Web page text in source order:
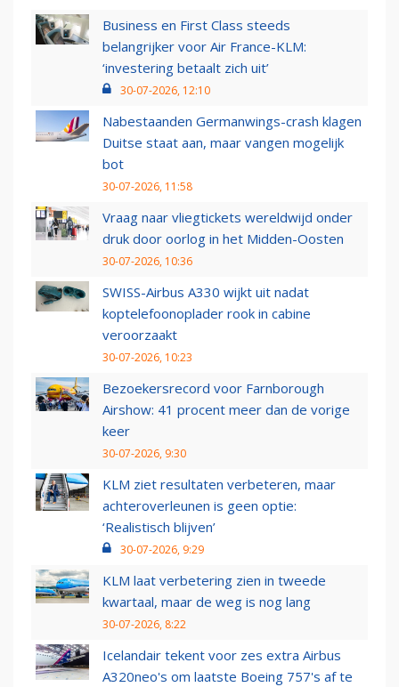
Business en First Class steeds
belangrijker voor Air France-KLM:
‘investering betaalt zich uit’
30-07-2026, 12:10
Nabestaanden Germanwings-crash klagen
Duitse staat aan, maar vangen mogelijk
bot
30-07-2026, 11:58
Vraag naar vliegtickets wereldwijd onder
druk door oorlog in het Midden-Oosten
30-07-2026, 10:36
SWISS-Airbus A330 wijkt uit nadat
koptelefoonoplader rook in cabine
veroorzaakt
30-07-2026, 10:23
Bezoekersrecord voor Farnborough
Airshow: 41 procent meer dan de vorige
keer
30-07-2026, 9:30
KLM ziet resultaten verbeteren, maar
achteroverleunen is geen optie:
‘Realistisch blijven’
30-07-2026, 9:29
KLM laat verbetering zien in tweede
kwartaal, maar de weg is nog lang
30-07-2026, 8:22
Icelandair tekent voor zes extra Airbus
A320neo's om laatste Boeing 757's af te